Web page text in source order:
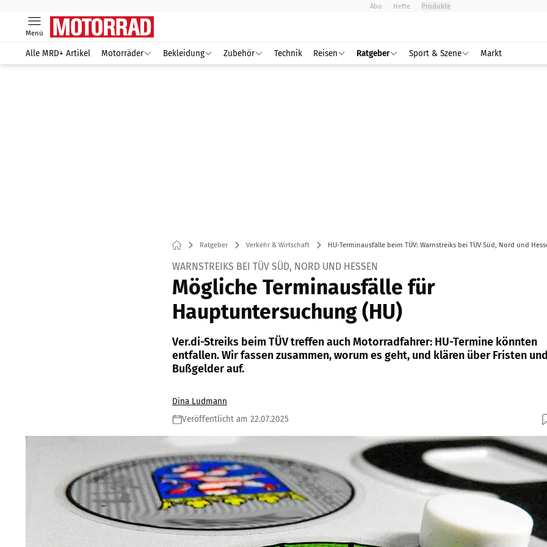
Abo Hefte Produkte
Menü
Alle MRD+ Artikel Motorräder Bekleidung Zubehör Technik Reisen Ratgeber Sport & Szene Markt
Ratgeber Verkehr & Wirtschaft HU-Terminausfälle beim TÜV: Warnstreiks bei TÜV Süd, Nord und
WARNSTREIKS BEI TÜV SÜD, NORD UND HESSEN
Mögliche Terminausfälle für
Hauptuntersuchung (HU)
Ver.di-Streiks beim TÜV treffen auch Motorradfahrer: HU-Termine könnten
entfallen. Wir fassen zusammen, worum es geht, und klären über Fristen
Bußgelder auf.
Dina Ludmann
Veröffentlicht am 22.07.2025